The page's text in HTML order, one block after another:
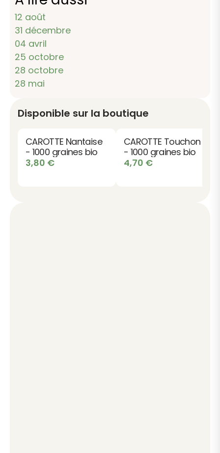
12 août
31 décembre
04 avril
25 octobre
28 octobre
28 mai
Disponible sur la boutique
CAROTTE Nantaise
- 1000 graines bio
3,80 €
CAROTTE Touchon
- 1000 graines bio
4,70 €